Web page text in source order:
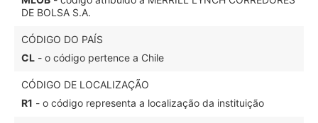
DE BOLSA S.A.
CÓDIGO DO PAÍS
CL - o código pertence a Chile
CÓDIGO DE LOCALIZAÇÃO
R1 - o código representa a localização da instituição